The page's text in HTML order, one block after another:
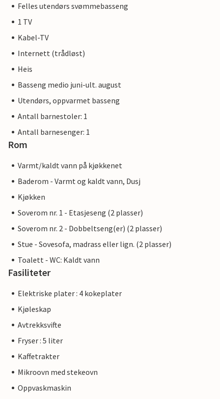
Felles utendørs svømmebasseng
1 TV
Kabel-TV
Internett (trådløst)
Heis
Basseng medio juni-ult. august
Utendørs, oppvarmet basseng
Antall barnestoler: 1
Antall barnesenger: 1
Rom
Varmt/kaldt vann på kjøkkenet
Baderom - Varmt og kaldt vann, Dusj
Kjøkken
Soverom nr. 1 - Etasjeseng (2 plasser)
Soverom nr. 2 - Dobbeltseng(er) (2 plasser)
Stue - Sovesofa, madrass eller lign. (2 plasser)
Toalett - WC: Kaldt vann
Fasiliteter
Elektriske plater : 4 kokeplater
Kjøleskap
Avtrekksvifte
Fryser : 5 liter
Kaffetrakter
Mikroovn med stekeovn
Oppvaskmaskin